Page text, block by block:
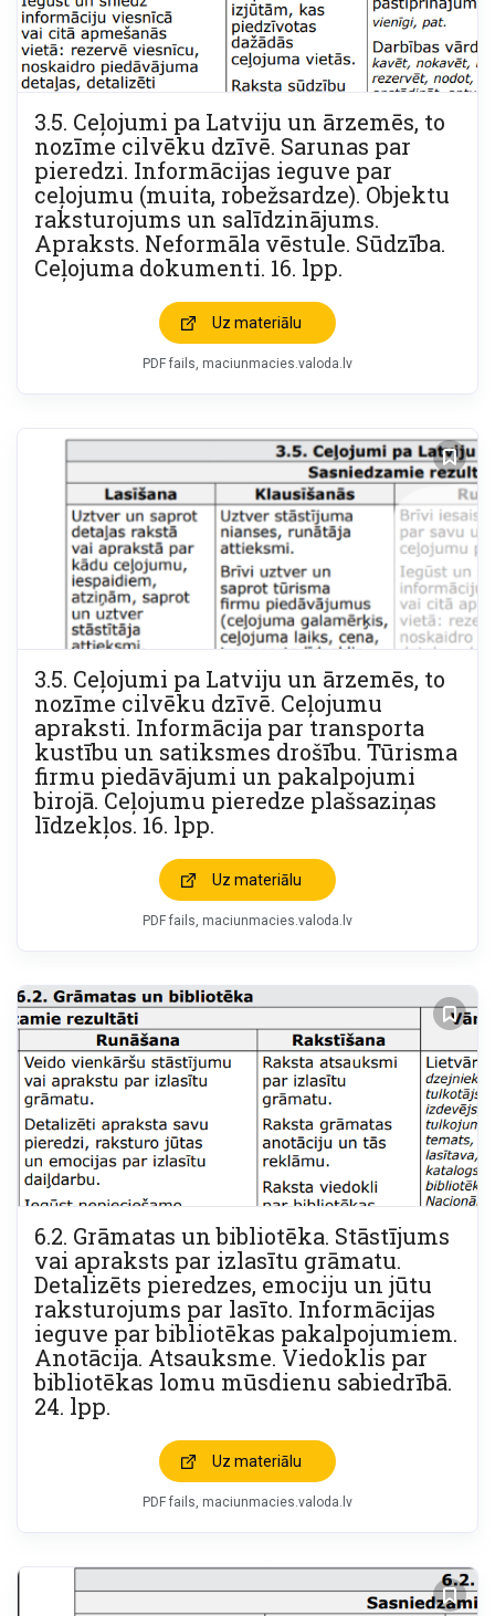
3.5. Ceļojumi pa Latviju un ārzemēs, to
nozīme cilvēku dzīvē. Sarunas par
pieredzi. Informācijas ieguve par
ceļojumu (muita, robežsardze). Objektu
raksturojums un salīdzinājums.
Apraksts. Neformāla vēstule. Sūdzība.
Ceļojuma dokumenti. 16. lpp.
Uz materiālu
PDF fails maciunmacies.valoda.lv
3.5. Ceļojumi pa Latviju un ārzemēs, to
nozīme cilvēku dzīvē. Ceļojumu
apraksti. Informācija par transporta
kustību un satiksmes drošību. Tūrisma
firmu piedāvājumi un pakalpojumi
birojā. Ceļojumu pieredze plašsaziņas
līdzekļos. 16. lpp.
Uz materiālu
PDF fails maciunmacies.valoda.lv
6.2. Grāmatas un bibliotēka. Stāstījums
vai apraksts par izlasītu grāmatu.
Detalizēts pieredzes, emociju un jūtu
raksturojums par lasīto. Informācijas
ieguve par bibliotēkas pakalpojumiem.
Anotācija. Atsauksme. Viedoklis par
bibliotēkas lomu mūsdienu sabiedrībā.
24. lpp.
Uz materiālu
PDF fails maciunmacies.valoda.lv